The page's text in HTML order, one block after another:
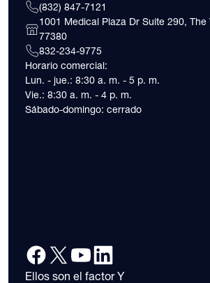
(832) 847-7121
1001 Medical Plaza Dr Suite 290, The
77380
832-234-9775
Horario comercial:
Lun. - jue.: 8:30 a. m. - 5 p. m.
Vie.: 8:30 a. m. - 4 p. m.
Sábado-domingo: cerrado
Ellos son el factor Y